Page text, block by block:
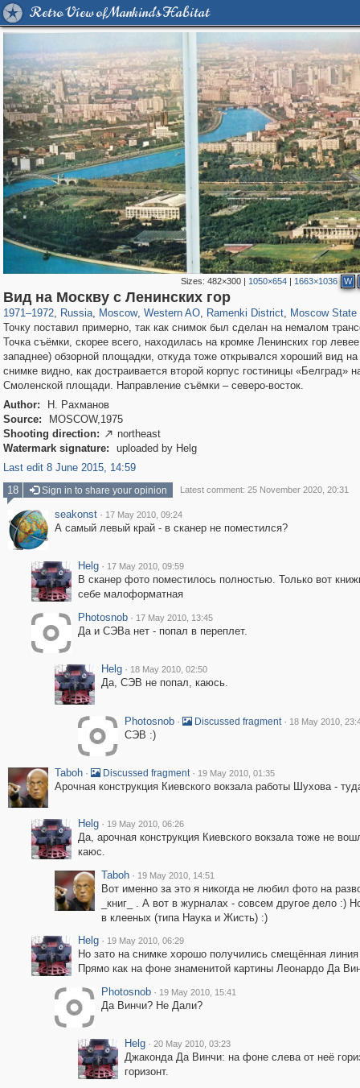
Retro View of Mankind's Habitat
Sizes:482×300 | 1050×654 | 1663×1036 W
Вид на Москву с Ленинских гор
1971–1972, Russia
1,406,255 29,243
, Moscow
319,780 8,286
, Western AO
27,129 310
, Ramenki District
5,675
, Moscow
8
Точку поставил примерно, так как снимок был сделан на немалом
Точка съёмки, скорее всего, находилась на кромке Ленинских гор
западнее) обзорной площадки, откуда тоже открывался хороший вид
снимке видно, как достраивается второй корпус гостиницы «Белград»
Смоленской площади. Направление съёмки – северо-восток.
Author:
Н. Рахманов
Source:
MOSCOW,1975
Shooting direction:  northeast
Watermark signature:
uploaded by Helg
Last edit 8 June 2015, 14:59
18
Sign in to share your opinion Latest comment: 25 November 2020, 20:31
seakonst · 17 May 2010, 09:24
А самый левый край - в сканер не поместился?
Helg · 17 May 2010, 09:59
В сканер фото поместилось полностью. Только вот
себе малоформатная
Photosnob · 17 May 2010, 13:45
Да и СЭВа нет - попал в переплет.
Helg · 18 May 2010, 02:50
Да, СЭВ не попал, каюсь.
Photosnob · Discussed fragment · 18 May 2010,
СЭВ :)
Taboh · Discussed fragment · 19 May 2010, 01:35
Арочная конструкция Киевского вокзала работы Шухова -
Helg · 19 May 2010, 06:26
Да, арочная конструкция Киевского вокзала тоже не
каюс.
Taboh · 19 May 2010, 14:51
Вот именно за это я никогда не любил фото на
_книг_ . А вот в журналах - совсем другое дело :)
в клееных (типа Наука и Жисть) :)
Helg · 19 May 2010, 06:29
Но зато на снимке хорошо получились смещённая
Прямо как на фоне знаменитой картины Леонардо Да
Photosnob · 19 May 2010, 15:41
Да Винчи? Не Дали?
Helg · 20 May 2010, 03:23
Джаконда Да Винчи: на фоне слева от неё
горизонт.